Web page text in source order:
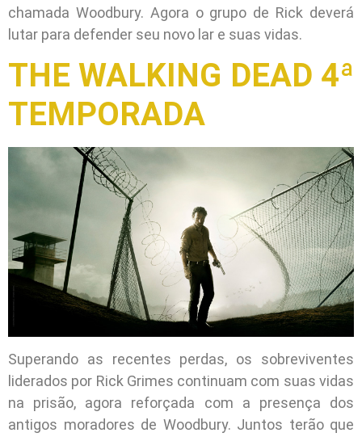
chamada Woodbury. Agora o grupo de Rick deverá
lutar para defender seu novo lar e suas vidas.
THE WALKING DEAD 4ª
TEMPORADA
Superando as recentes perdas, os sobreviventes
liderados por Rick Grimes continuam com suas vidas
na prisão, agora reforçada com a presença dos
antigos moradores de Woodbury. Juntos terão que